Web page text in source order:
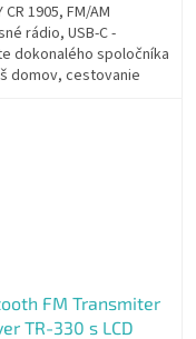
CR 1905, FM/AM
rádio, USB-C -
dokonalého spoločníka
domov, cestovanie
FM Transmiter
TR-330 s LCD